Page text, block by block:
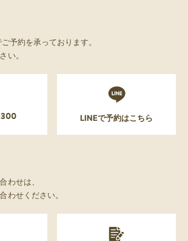
予約を承っております。
い。
LINEで予約はこちら
わせは、
わせください。